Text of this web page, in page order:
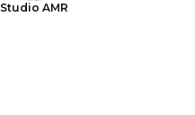
Studio AMR